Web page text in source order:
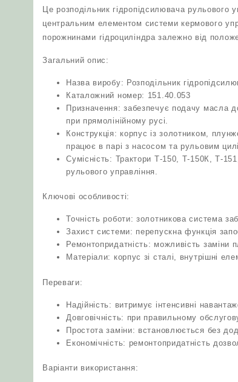
Це розподільник гідропідсилювача рульового
центральним елементом системи кермового
порожнинами гідроциліндра залежно від
Загальний опис:
Назва виробу: Розподільник
Каталожний номер: 151.40.053
Призначення: забезпечує подачу масла
при прямолінійному русі.
Конструкція: корпус із золотником,
працює в парі з насосом та рульовим
Сумісність: Трактори Т‑150, Т‑150К,
рульового управління.
Ключові особливості:
Точність роботи: золотникова система
Захист системи: перепускна функція
Ремонтопридатність: можливість заміни
Матеріали: корпус зі сталі, внутрішні
Переваги:
Надійність: витримує інтенсивні
Довговічність: при правильному
Простота заміни: встановлюється без
Економічність: ремонтопридатність
Варіанти використання: